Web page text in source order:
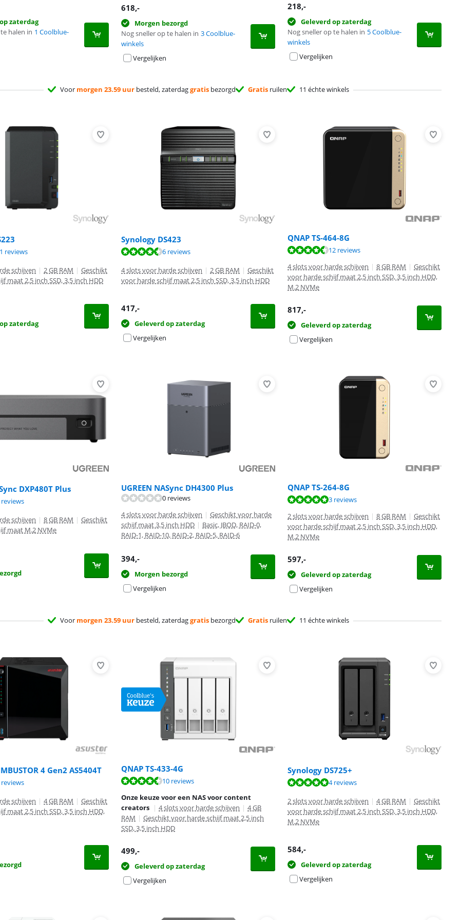
zaterdag
halen in 1 Coolblue-
618,-
Morgen bezorgd
Nog sneller op te halen in 3 Coolblue-
winkels
Vergelijken
218,-
Geleverd op zaterdag
Nog sneller op te halen in 5 Coolblue-
winkels
Vergelijken
Voor morgen 23.59 uurbesteld, zaterdaggratisbezorgd Gratisruilen 11 échte winkels
van de 10, gebaseerd op 21 reviews.
reviews
schijven | 2 GB RAM | Geschikt
maat 2,5 inch SSD, 3,5 inch HDD
zaterdag
Synology DS423
van de 10, gebaseerd op 6 reviews.
6 reviews
4 slots voor harde schijven | 2 GB RAM | Geschikt
voor harde schijf maat 2,5 inch SSD, 3,5 inch HDD
417,-
Geleverd op zaterdag
Vergelijken
QNAP TS-464-8G
van de 10, gebaseerd op 12 reviews.
12 reviews
4 slots voor harde schijven | 8 GB RAM | Geschikt
voor harde schijf maat 2,5 inch SSD, 3,5 inch HDD,
M.2 NVMe
817,-
Geleverd op zaterdag
Vergelijken
DXP480T Plus
van de 10, gebaseerd op 2 reviews.
schijven | 8 GB RAM | Geschikt
maat M.2 NVMe
UGREEN NASync DH4300 Plus
0 reviews
4 slots voor harde schijven | Geschikt voor harde
schijf maat 3,5 inch HDD | Basic, JBOD, RAID-0,
RAID-1, RAID-10, RAID-2, RAID-5, RAID-6
394,-
Morgen bezorgd
Vergelijken
QNAP TS-264-8G
van de 10, gebaseerd op 3 reviews.
3 reviews
2 slots voor harde schijven | 8 GB RAM | Geschikt
voor harde schijf maat 2,5 inch SSD, 3,5 inch HDD,
M.2 NVMe
597,-
Geleverd op zaterdag
Vergelijken
Voor morgen 23.59 uurbesteld, zaterdaggratisbezorgd Gratisruilen 11 échte winkels
4 Gen2 AS5404T
van de 10, gebaseerd op 6 reviews.
schijven | 4 GB RAM | Geschikt
maat 2,5 inch SSD, 3,5 inch HDD,
QNAP TS-433-4G
van de 10, gebaseerd op 10 reviews.
10 reviews
Onze keuze voor een NAS voor content
creators | 4 slots voor harde schijven | 4 GB
RAM | Geschikt voor harde schijf maat 2,5 inch
SSD, 3,5 inch HDD
499,-
Geleverd op zaterdag
Vergelijken
Synology DS725+
van de 10, gebaseerd op 4 reviews.
4 reviews
2 slots voor harde schijven | 4 GB RAM | Geschikt
voor harde schijf maat 2,5 inch SSD, 3,5 inch HDD,
M.2 NVMe
584,-
Geleverd op zaterdag
Vergelijken